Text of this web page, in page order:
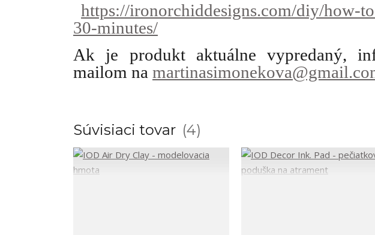
https://ironorchiddesigns.com/diy/how-
30-minutes/
Ak je produkt aktuálne vypredaný,
mailom na
Súvisiaci tovar 4